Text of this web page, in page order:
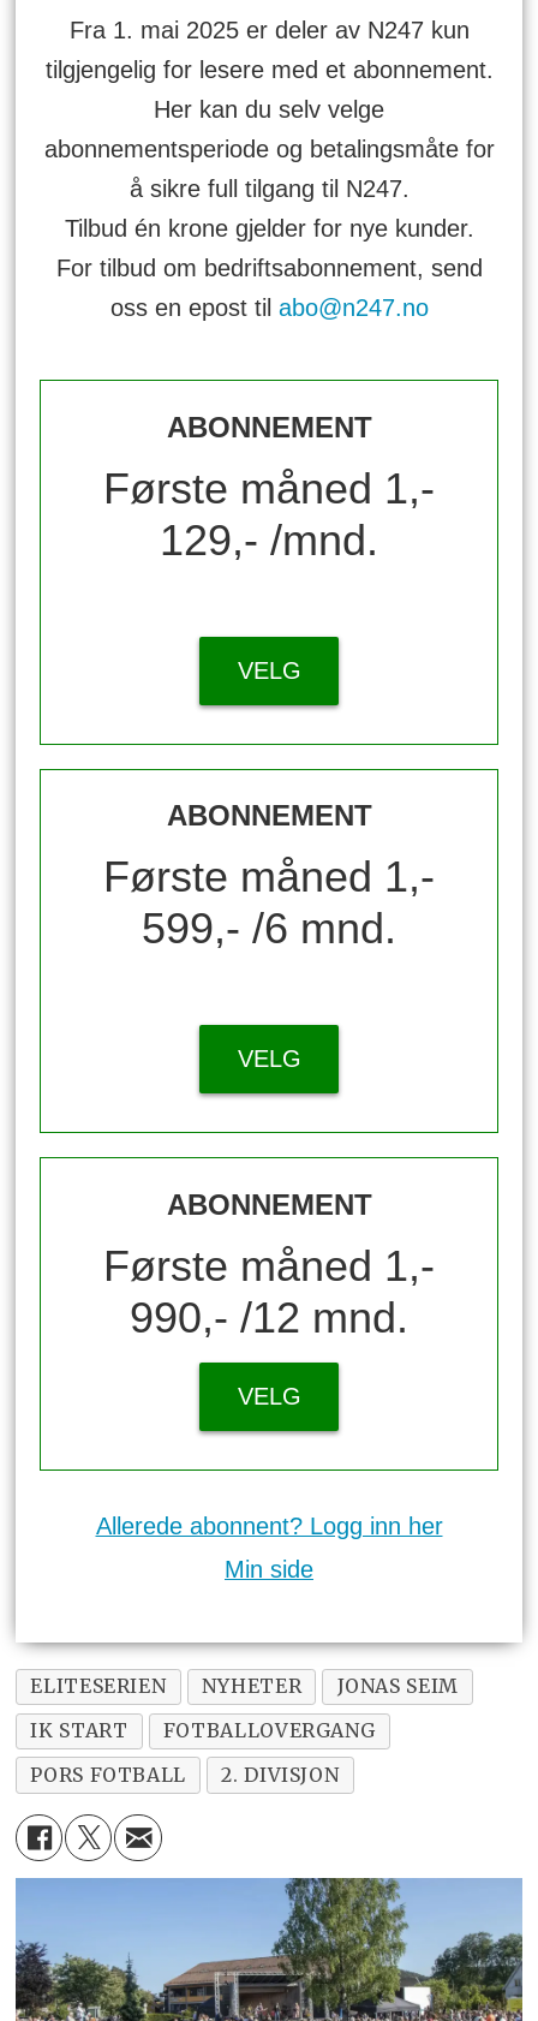
Fra 1. mai 2025 er deler av N247 kun
tilgjengelig for lesere med et abonnement.
Her kan du selv velge
abonnementsperiode og betalingsmåte for
å sikre full tilgang til N247.
Tilbud én krone gjelder for nye kunder.
For tilbud om bedriftsabonnement, send
oss en epost til abo@n247.no
ABONNEMENT
Første måned 1,-
129,- /mnd.
VELG
ABONNEMENT
Første måned 1,-
599,- /6 mnd.
VELG
ABONNEMENT
Første måned 1,-
990,- /12 mnd.
VELG
Allerede abonnent? Logg inn her
Min side
ELITESERIEN NYHETER
JONAS SEIM
IK START
FOTBALLOVERGANG
PORS FOTBALL
2. DIVISJON